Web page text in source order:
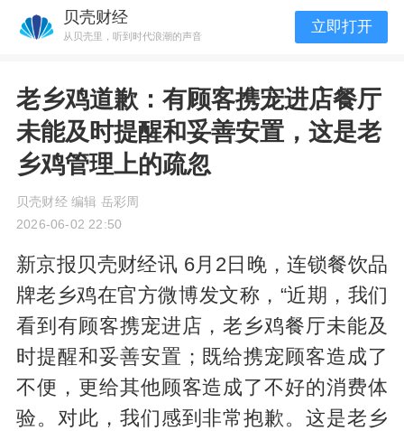
贝壳财经
从贝壳里，听到时代浪潮的声音
立即打开
老乡鸡道歉：有顾客携宠进店餐厅
未能及时提醒和妥善安置，这是老
乡鸡管理上的疏忽
贝壳财经 编辑 岳彩周
2026-06-02 22:50
新京报贝壳财经讯 6月2日晚，连锁餐饮品
牌老乡鸡在官方微博发文称，“近期，我们
看到有顾客携宠进店，老乡鸡餐厅未能及
时提醒和妥善安置；既给携宠顾客造成了
不便，更给其他顾客造成了不好的消费体
验。对此，我们感到非常抱歉。这是老乡